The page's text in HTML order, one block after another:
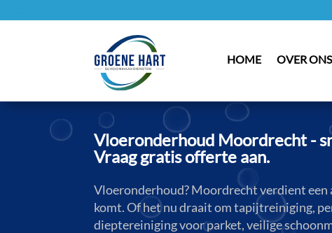
HOME OVER ONS
Vloeronderhoud Moordrecht -
Vraag gratis offerte aan.
Vloeronderhoud? Moordrecht verdient
komt. Of het nu draait om tapijtreiniging,
dieptereiniging voor parket, veilige